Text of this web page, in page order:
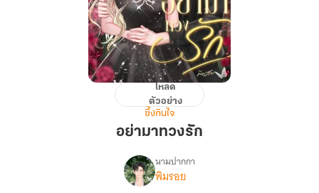
โหลด
ตัวอย่าง
ซึ้งกินใจ
อย่ามาทวงรัก
เรื่อง
นามปากกา
พิมรอย